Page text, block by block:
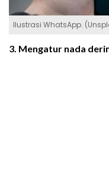
Ilustrasi WhatsApp.
3. Mengatur nada